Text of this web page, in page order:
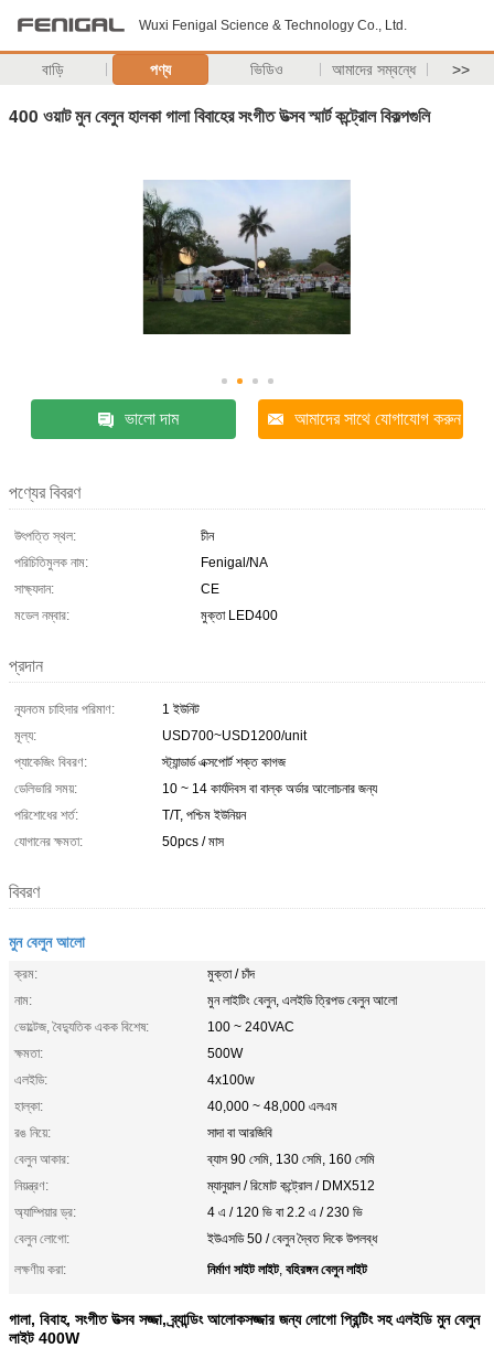
Wuxi Fenigal Science & Technology Co., Ltd.
বাড়ি পণ্য ভিডিও আমাদের সম্বন্ধে >>
400 ওয়াট মুন বেলুন হালকা গালা বিবাহের সংগীত উত্সব স্মার্ট কন্ট্রোল বিকল্পগুলি
ভালো দাম আমাদের সাথে যোগাযোগ করুন
পণ্যের বিবরণ
উৎপত্তি স্থল:
চীন
পরিচিতিমুলক নাম:
Fenigal/NA
সাক্ষ্যদান:
CE
মডেল নম্বার:
মুক্তা LED400
প্রদান
ন্যূনতম চাহিদার পরিমাণ:
1 ইউনিট
মূল্য:
USD700~USD1200/unit
প্যাকেজিং বিবরণ:
স্ট্যান্ডার্ড এক্সপোর্ট শক্ত কাগজ
ডেলিভারি সময়:
10 ~ 14 কার্যদিবস বা বাল্ক অর্ডার আলোচনার জন্য
পরিশোধের শর্ত:
T/T, পশ্চিম ইউনিয়ন
যোগানের ক্ষমতা:
50pcs / মাস
বিবরণ
মুন বেলুন আলো
ক্রম:
মুক্তা / চাঁদ
নাম:
মুন লাইটিং বেলুন, এলইডি ত্রিপড বেলুন আলো
ভোল্টেজ, বৈদ্যুতিক একক বিশেষ:
100 ~ 240VAC
ক্ষমতা:
500W
এলইডি:
4x100w
হাল্কা:
40,000 ~ 48,000 এলএম
রঙ নিয়ে:
সাদা বা আরজিবি
বেলুন আকার:
ব্যাস 90 সেমি, 130 সেমি, 160 সেমি
নিয়ন্ত্রণ:
ম্যানুয়াল / রিমোট কন্ট্রোল / DMX512
অ্যাম্পিয়ার ড্র:
4 এ / 120 ভি বা 2.2 এ / 230 ভি
বেলুন লোগো:
ইউএসডি 50 / বেলুন দ্বৈত দিকে উপলব্ধ
লক্ষণীয় করা:
নির্মাণ সাইট লাইট, বহিরঙ্গন বেলুন লাইট
গালা, বিবাহ, সংগীত উত্সব সজ্জা, ব্র্যান্ডিং আলোকসজ্জার জন্য লোগো প্রিন্টিং সহ এলইডি মুন বেলুন
লাইট 400W